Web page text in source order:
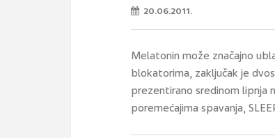
20.06.2011.
Melatonin može značajno
blokatorima, zaključak je
prezentirano sredinom lipnja
poremećajima spavanja,